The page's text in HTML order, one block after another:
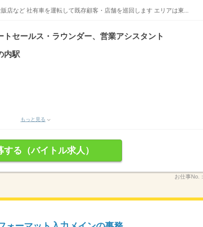
店など 社有車を運転して既存顧客・店舗を巡回します エリアは東...
セールス・ラウンダー、営業アシスタント
内駅
もっと見る
する（バイトル求人）
お仕事No.：